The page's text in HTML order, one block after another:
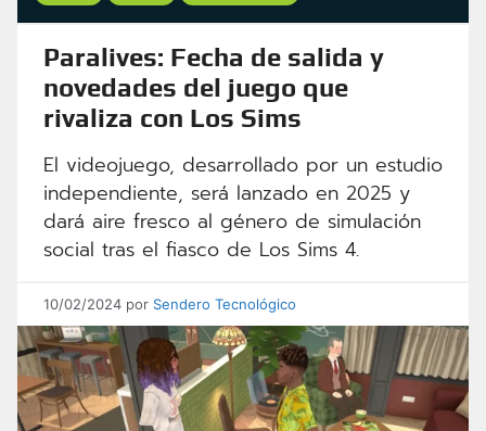
Paralives: Fecha de salida y
novedades del juego que
rivaliza con Los Sims
El videojuego, desarrollado por un estudio
independiente, será lanzado en 2025 y
dará aire fresco al género de simulación
social tras el fiasco de Los Sims 4.
10/02/2024 por Sendero Tecnológico